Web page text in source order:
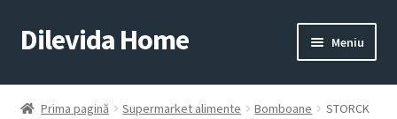
Sari
la
Sari
la
Dilevida Home Meniu
Prima pagină Supermarket alimente Bomboane
STORCK